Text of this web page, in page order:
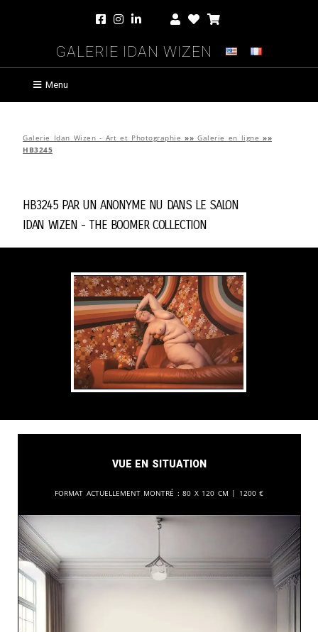
Galerie Idan Wizen
Menu
Galerie Idan Wizen - Art et Photographie »» Galerie en ligne »»
HB3245
HB3245 parUn Anonyme Nu Dans Le Salon
Idan Wizen - The Boomer Collection
Vue en situation
Format actuellement montré : 80 x 120 cm | 1200 €